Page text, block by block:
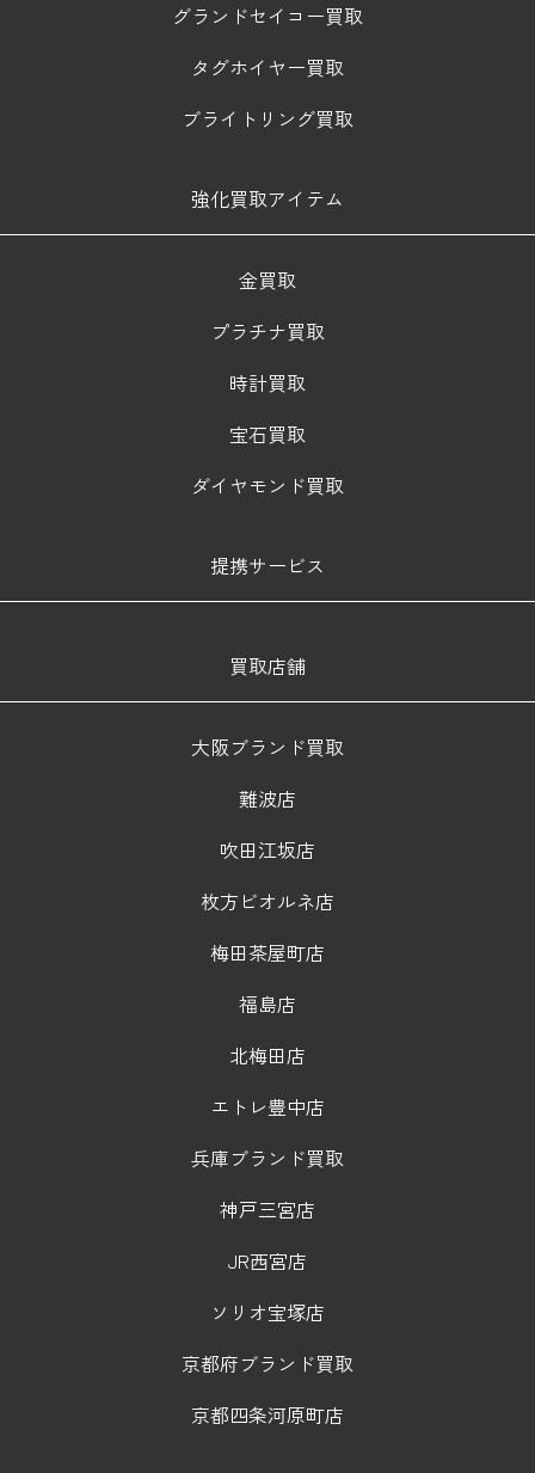
グランドセイコー買取
タグホイヤー買取
ブライトリング買取
強化買取アイテム
金買取
プラチナ買取
時計買取
宝石買取
ダイヤモンド買取
提携サービス
買取店舗
大阪ブランド買取
難波店
吹田江坂店
枚方ビオルネ店
梅田茶屋町店
福島店
北梅田店
エトレ豊中店
兵庫ブランド買取
神戸三宮店
JR西宮店
ソリオ宝塚店
京都府ブランド買取
京都四条河原町店